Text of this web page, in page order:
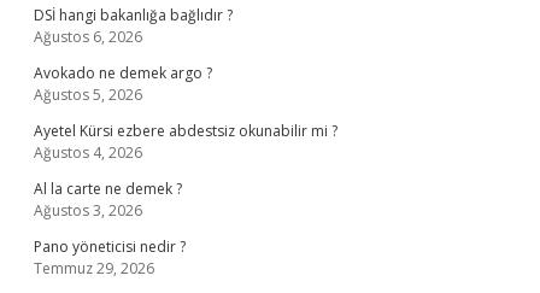
DSİ hangi bakanlığa bağlıdır ?
Ağustos 6, 2026
Avokado ne demek argo ?
Ağustos 5, 2026
Ayetel Kürsi ezbere abdestsiz okunabilir mi ?
Ağustos 4, 2026
Al la carte ne demek ?
Ağustos 3, 2026
Pano yöneticisi nedir ?
Temmuz 29, 2026